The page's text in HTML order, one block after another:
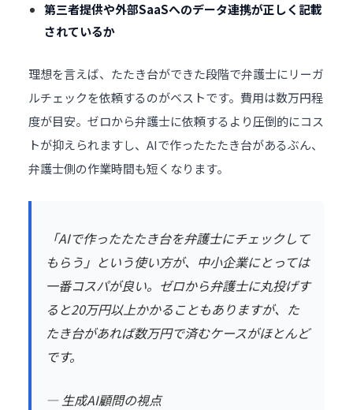
第三者提供や外部SaaSへのデータ連携が正しく記載
されているか
理想を言えば、たたき台ができた段階で弁護士にリーガ
ルチェックを依頼するのがベストです。費用は数万円程
度が目安。ゼロから弁護士に依頼するより圧倒的にコス
トが抑えられますし、AIで作ったたたき台があるぶん、
弁護士側の作業時間も短くなります。
「AIで作ったたたき台を弁護士にチェックして
もらう」という使い方が、中小企業にとっては
一番コスパが良い。ゼロから弁護士に丸投げす
ると20万円以上かかることもありますが、た
たき台があれば数万円で済むケースがほとんど
です。
— 生成AI顧問の視点